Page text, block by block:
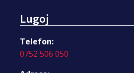
Lugoj
Telefon:
0752 506 050